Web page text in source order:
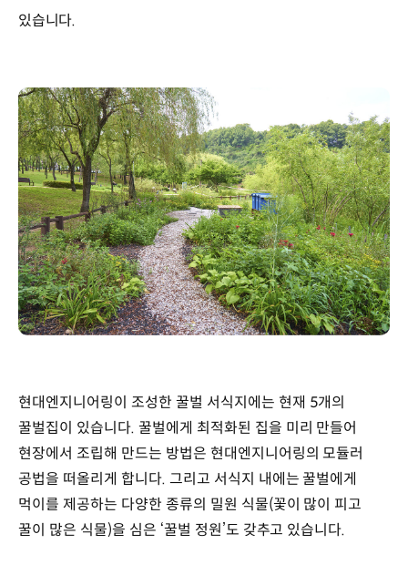
있습니다.
현대엔지니어링이 조성한 꿀벌 서식지에는 현재 5개의
꿀벌집이 있습니다. 꿀벌에게 최적화된 집을 미리 만들어
현장에서 조립해 만드는 방법은 현대엔지니어링의 모듈러
공법을 떠올리게 합니다. 그리고 서식지 내에는 꿀벌에게
먹이를 제공하는 다양한 종류의 밀원 식물(꽃이 많이 피고
꿀이 많은 식물)을 심은 ‘꿀벌 정원’도 갖추고 있습니다.